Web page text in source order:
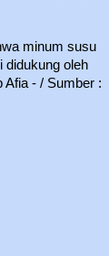
minum susu
didukung oleh
Afia - / Sumber :